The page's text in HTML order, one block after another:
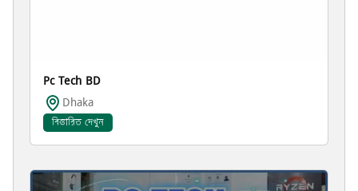
Pc Tech BD
Dhaka
বিস্তারিত দেখুন